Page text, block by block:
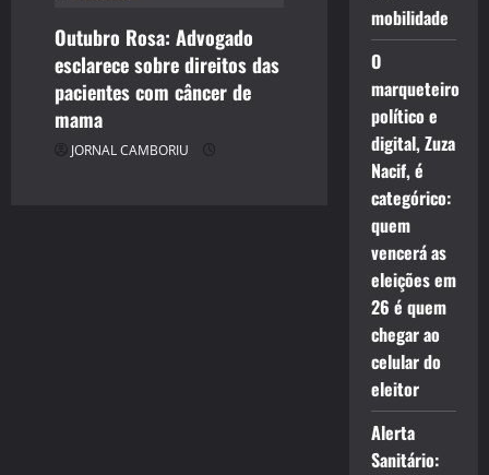
Outubro Rosa: Advogado
esclarece sobre direitos das
pacientes com câncer de
mama
JORNAL CAMBORIU
mobilidade
O
marqueteiro
político e
digital, Zuza
Nacif, é
categórico:
quem
vencerá as
eleições em
26 é quem
chegar ao
celular do
eleitor
Alerta
Sanitário: